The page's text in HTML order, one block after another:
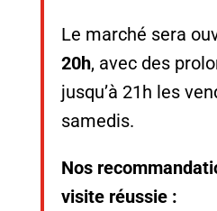
Le marché sera
20h, avec des
jusqu’à 21h les
samedis.
Nos
visite réussie :